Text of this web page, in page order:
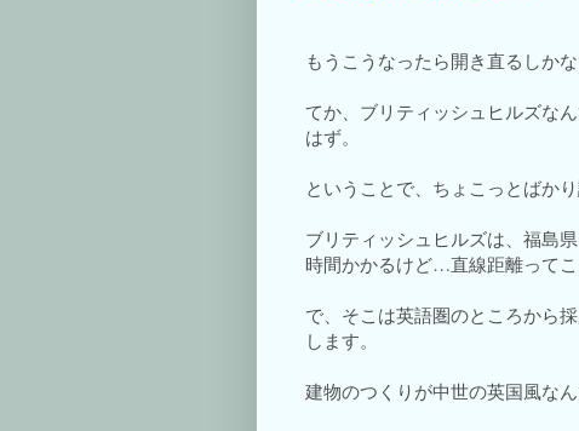
もうこうなったら開き直るしか
てか、ブリティッシュヒルズな
はず。
ということで、ちょこっとばか
ブリティッシュヒルズは、福島
時間かかるけど…直線距離ってこ
で、そこは英語圏のところから
します。
建物のつくりが中世の英国風な